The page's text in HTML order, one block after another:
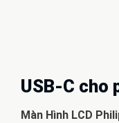
USB-C cho
Màn Hình LCD